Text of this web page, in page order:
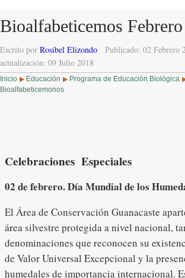
Bioalfabeticemos
Escrito por Rosibel Elizondo Publicado: 02 Febrero
actualización: 09 Julio 2018
Inicio ▶ Educación ▶ Programa de Educación Biológica
Bioalfabeticemonos
Celebraciones Especiales
02 de febrero. Día Mundial de los
El Área de Conservación Guanacaste
área silvestre protegida a nivel nacional,
denominaciones que reconocen su
de Valor Universal Excepcional y la
humedales de importancia internacional.